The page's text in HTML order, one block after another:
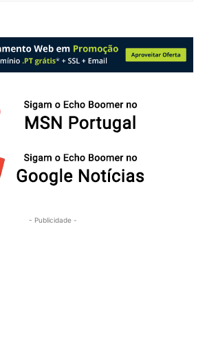
- Publicidade -